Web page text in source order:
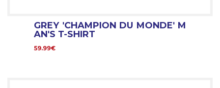
GREY 'CHAMPION DU MONDE' M
AN'S T-SHIRT
59.99€